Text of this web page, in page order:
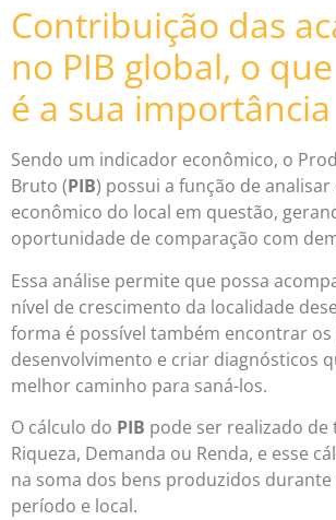
Contribuição das
no PIB global, o
é a sua importância
Sendo um indicador econômico, o
Bruto (PIB) possui a função de
econômico do local em questão,
oportunidade de comparação com
Essa análise permite que possa
nível de crescimento da localidade
forma é possível também encontrar
desenvolvimento e criar diagnósticos
melhor caminho para saná-los.
O cálculo do PIB pode ser realizado de
Riqueza, Demanda ou Renda, e esse
na soma dos bens produzidos
período e local.